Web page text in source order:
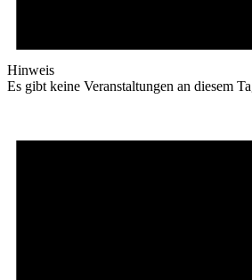
Hinweis
Es gibt keine Veranstaltungen an diesem